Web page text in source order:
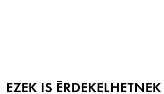
EZEK IS ÉRDEKELHETNEK